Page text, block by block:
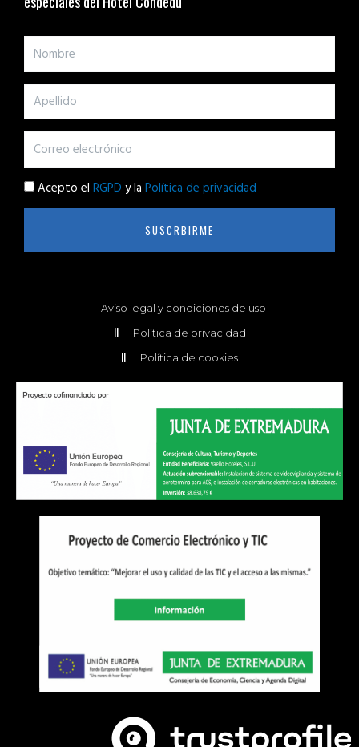
Acepto el RGPD y la Política de privacidad
SUSCRBIRME
Aviso legal y condiciones de uso
Política de privacidad
Política de cookies